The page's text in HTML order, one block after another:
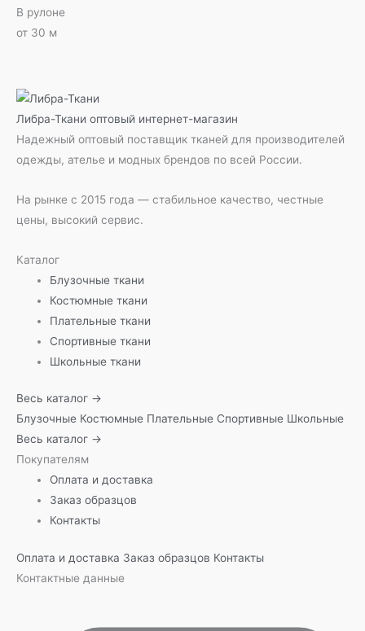
В рулоне
от 30 м
Либра-Ткани оптовый интернет-магазин
Надежный оптовый поставщик тканей для производителей
одежды, ателье и модных брендов по всей России.
На рынке с 2015 года — стабильное качество, честные
цены, высокий сервис.
Каталог
Блузочные ткани
Костюмные ткани
Плательные ткани
Спортивные ткани
Школьные ткани
Весь каталог →
Блузочные Костюмные Плательные Спортивные Школьные
Весь каталог →
Покупателям
Оплата и доставка
Заказ образцов
Контакты
Оплата и доставка Заказ образцов Контакты
Контактные данные